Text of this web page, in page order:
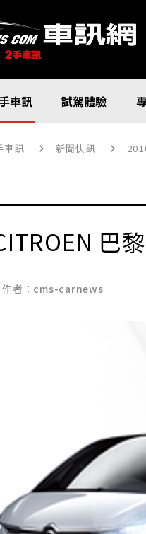
車訊 試駕體驗
車訊 新聞快訊
巴
者： cms-carnews